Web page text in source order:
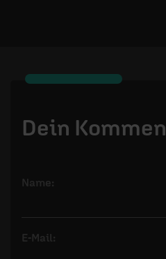
Dein
Name:
E-Mail: